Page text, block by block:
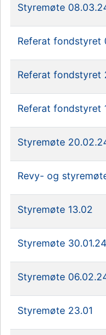
Styremøte
Referat fondstyret
Referat fondstyret
Referat fondstyret
Styremøte
Revy- og
Styremøte 13.02
Styremøte 30.01.24
Styremøte
Styremøte 23.01